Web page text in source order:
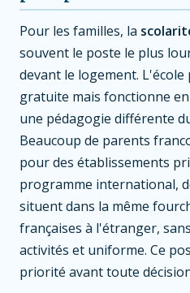
Pour les familles, la
souvent le poste le plus
devant le logement.
gratuite mais fonctionne
une pédagogie différente
Beaucoup de parents
pour des établissements
programme international,
situent dans la même
françaises à l'étranger,
activités et uniforme. Ce
priorité avant toute